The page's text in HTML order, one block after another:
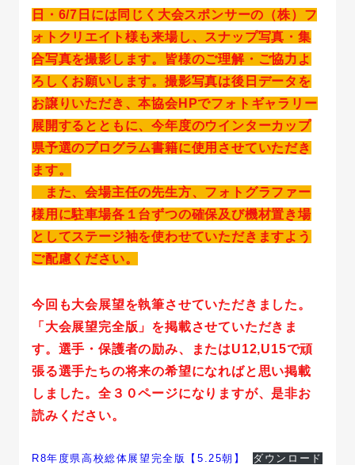
日・6/7日には同じく大会スポンサーの（株）フ
ォトクリエイト様も来場し、スナップ写真・集
合写真を撮影します。皆様のご理解・ご協力よ
ろしくお願いします。撮影写真は後日データを
お譲りいただき、本協会HPでフォトギャラリー
展開するとともに、今年度のウインターカップ
県予選のプログラム書籍に使用させていただき
ます。
また、会場主任の先生方、フォトグラファー
様用に駐車場各１台ずつの確保及び機材置き場
としてステージ袖を使わせていただきますよう
ご配慮ください。
今回も大会展望を執筆させていただきました。
「大会展望完全版」を掲載させていただきま
す。選手・保護者の励み、またはU12,U15で頑
張る選手たちの将来の希望になればと思い掲載
しました。全３０ページになりますが、是非お
読みください。
R8年度県高校総体展望完全版【5.25朝】 ダウンロード